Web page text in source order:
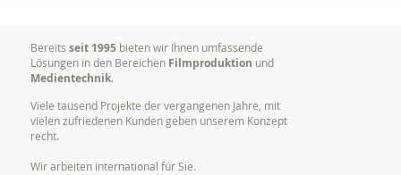
Konferenzen
Bereits seit 1995 bieten wir Ihnen umfassende
Lösungen in den Bereichen Filmproduktion und
Medientechnik.
Viele tausend Projekte der vergangenen Jahre, mit
vielen zufriedenen Kunden geben unserem Konzept
recht.
Wir arbeiten international für Sie.